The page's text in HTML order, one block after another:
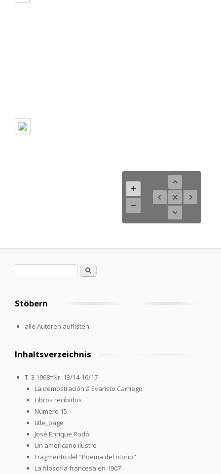
Search
Stöbern
alle Autoren auflisten
Inhaltsverzeichnis
T. 3.1908=Nr. 13/14-16/17
La demostración á Evaristo Carriego
Libros recibidos
Número 15
title_page
José Enrique Rodó
Un americano ilustre
Fragmento del "Poema del otoño"
La filosofía francesa en 1907